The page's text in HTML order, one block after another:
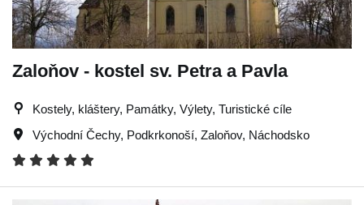
Zaloňov - kostel sv. Petra a Pavla
Kostely, kláštery, Památky, Výlety, Turistické cíle
Východní Čechy, Podkrkonoší, Zaloňov, Náchodsko